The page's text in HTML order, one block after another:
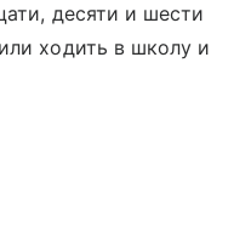
десяти и шести
ходить в школу и